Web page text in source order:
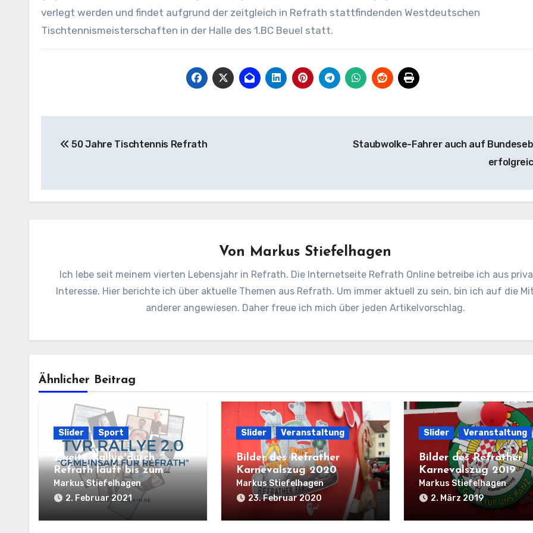
verlegt werden und findet aufgrund der zeitgleich in Refrath stattfindenden Westdeutschen
Tischtennismeisterschaften in der Halle des 1.BC Beuel statt.
50 Jahre Tischtennis Refrath
Staubwolke-Fahrer auch auf
Von Markus Stiefelhagen
Ich lebe seit meinem vierten Lebensjahr in Refrath. Die Internetseite Refrath Online betreibe ich aus
Interesse. Hier berichte ich über aktuelle Themen aus Refrath. Um immer aktuell zu sein, bin ich auf die
anderer angewiesen. Daher freue ich mich über jeden Artikelvorschlag.
Ähnlicher Beitrag
Slider Sport
Zweite Rallye durch
Refrath läuft bis zum
14.02.2021
Markus Stiefelhagen
2. Februar 2021
Slider Veranstaltung
Bilder des Refrather
Karnevalszug 2020
Markus Stiefelhagen
23. Februar 2020
Slider Veranstaltung
Bilder des Refrather
Karnevalszug 2019
Markus Stiefelhagen
2. März 2019